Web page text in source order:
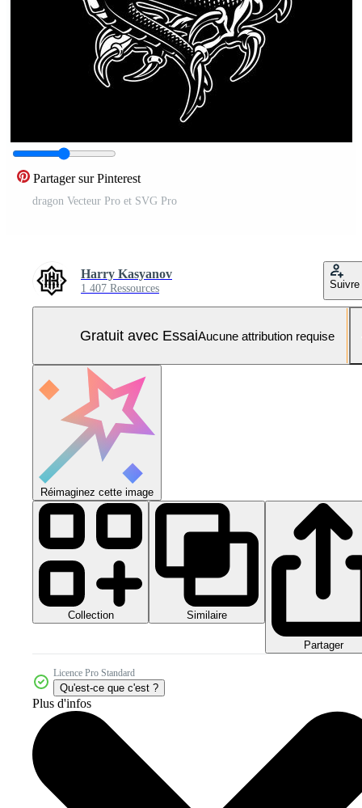
Partager sur Pinterest
dragon Vecteur Pro et SVG Pro
Harry Kasyanov
1 407 Ressources Suivre
Gratuit avec EssaiAucune attribution requise
Réimaginez cette image
Collection Similaire
Partager
Licence Pro Standard
Qu'est-ce que c'est ?
Plus d'infos